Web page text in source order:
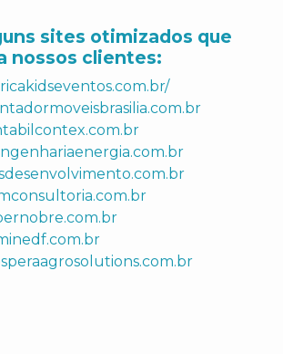
sites otimizados que
nossos clientes: